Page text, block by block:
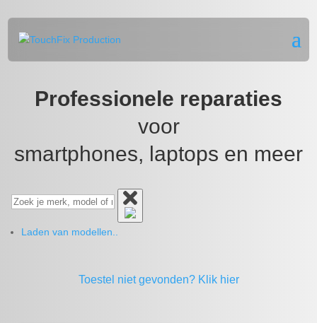
Professionele reparaties
voor
smartphones, laptops en meer
Laden van modellen..
Toestel niet gevonden? Klik hier